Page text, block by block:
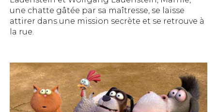
une chatte gâtée par sa maîtresse, se laisse
attirer dans une mission secrète et se retrouve à
la rue.